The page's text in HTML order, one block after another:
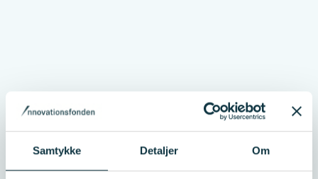
Samtykke Detaljer Om